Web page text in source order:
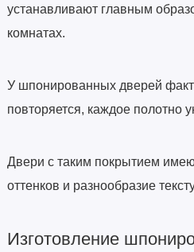
устанавливают главным
комнатах.
У шпонированных дверей
повторяется, каждое полотно
Двери с таким покрытием
оттенков и разнообразие
Изготовление